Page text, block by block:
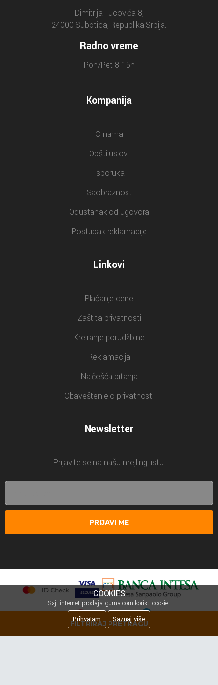
FILTRIRAJ PRETRAGU
Dimitrija Tucovića 8,
24000 Subotica, Republika Srbija.
Radno vreme
Pon/Pet 8-16h
Kompanija
O nama
Opšti uslovi
Isporuka
Saobraznost
Odustanak od ugovora
Postupak reklamacije
Linkovi
Plaćanje cene
Zaštita privatnosti
Kreiranje porudžbine
Reklamacija
Najčešća pitanja
Obaveštenje o privatnosti
Newsletter
Prijavite se na našu mejling listu.
PRIJAVI ME
COOKIES
Sajt internet-prodaja-guma.com koristi cookie.
Prihvatam
Saznaj više